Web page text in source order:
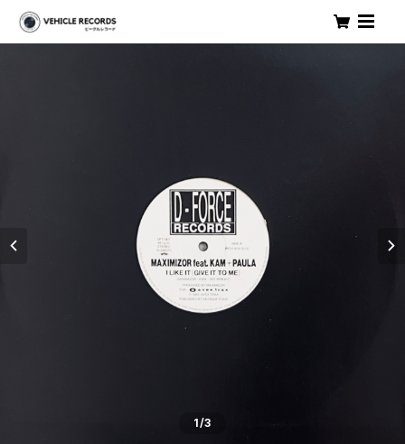
1/3